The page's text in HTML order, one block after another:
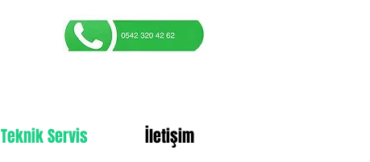
Teknik Servis İletişim